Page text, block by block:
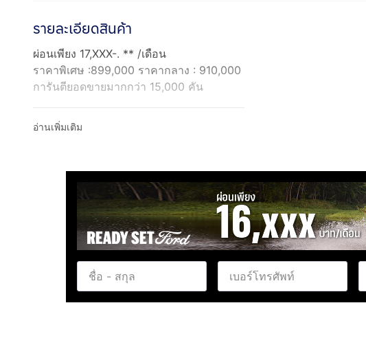
รายละเอียดสินค้า
ผ่อนเพียง 17,XXX-. ** /เดือน
ราคาพิเศษ :899,000 ราคากลาง : 910,000
การันตียอดขายมากกว่า 15,000 คัน
ISUZU D-MAX 3.0 VCROSS M CAB-4 4WD
____________________________________________
รับประกัน 5 ปี 50,000 กม.
ดอกเบี้ยพิเศษเริ่ม 2.39% มีมากกว่า 20 สถาบันการเงิน
จอง-จัด-จบ ง่าย (จัดได้เต็ม)
มีเลขาฉุกเฉินดูแล 24 ชั่วโมง - มีรถให้ใช้ระหว่างซ่อม
ส่งรถฟรีทั่วประเทศ
การันตียอดขายมากกว่า 15,000 คัน
____________________________________________
คุณสมบัติเด่น
อ่านเพิ่มเติม